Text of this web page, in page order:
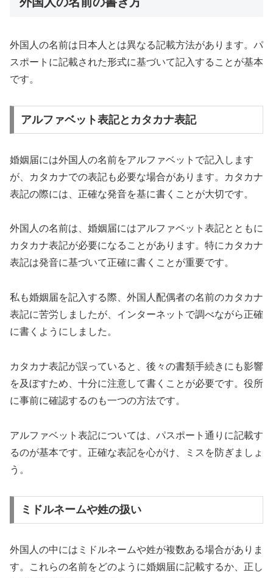
外国人の名前は日本人とは異なる記載方法があります。パ
スポートに記載された形式に基づいて記入することが基本
です。
アルファベット表記とカタカナ表記
婚姻届には外国人の名前をアルファベットで記入します
が、カタカナでの表記も必要な場合があります。カタカナ
表記の際には、正確な発音を基に書くことが大切です。
外国人の名前は、婚姻届にはアルファベット表記とともに
カタカナ表記が必要になることがあります。特にカタカナ
表記は発音に基づいて正確に書くことが重要です。
私も婚姻届を記入する際、外国人配偶者の名前のカタカナ
表記に苦労しましたが、インターネットで調べながら正確
に書くようにしました。
カタカナ表記が誤っていると、後々の書類手続きにも影響
を及ぼすため、十分に注意して書くことが必要です。役所
に事前に確認するのも一つの方法です。
アルファベット表記については、パスポート通りに記載す
るのが基本です。正確な表記を心がけ、ミスを防ぎましょ
う。
ミドルネームや姓の扱い
外国人の中にはミドルネームや姓が複数ある場合がありま
す。これらの名前をどのように婚姻届に記載するか、正し